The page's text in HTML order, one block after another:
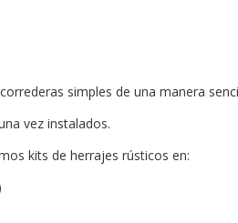
simples de una manera
vez instalados.
kits de herrajes rústicos en: